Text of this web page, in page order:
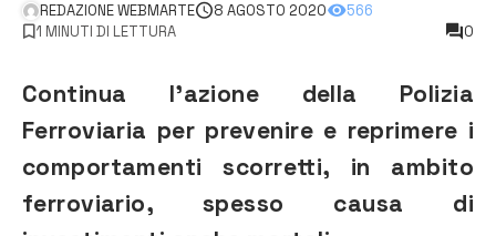
REDAZIONE WEBMARTE 8 AGOSTO 2020
566
1 MINUTI DI LETTURA
0
Continua l’azione della Polizia
Ferroviaria per prevenire e reprimere i
comportamenti scorretti, in ambito
ferroviario, spesso causa di